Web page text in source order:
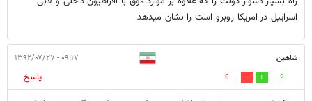
اسراییل در امریکا روبرو است را نشان میدهد
شاهین ۰۹:۱۷ - ۱۳۹۲/۰۷/۲۷
2
0
پاسخ